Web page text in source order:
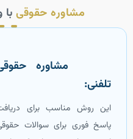
مشاوره حقوقی
مشاوره
تلفنی:
این روش مناسب برای
پاسخ فوری برای سوالات